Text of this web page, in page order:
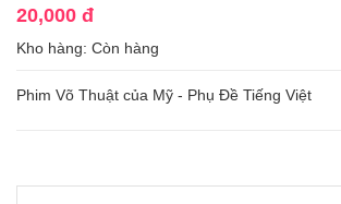
20,000 đ
Kho hàng: Còn hàng
Phim Võ Thuật của Mỹ - Phụ Đề Tiếng Việt